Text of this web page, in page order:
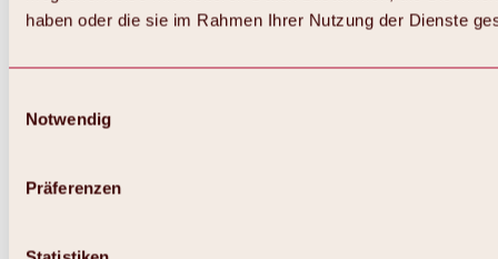
haben oder die sie im Rahmen Ihrer Nutzung der Dienste
Notwendig
Präferenzen